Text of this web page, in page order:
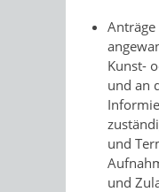
Kunst-
und an
und
und